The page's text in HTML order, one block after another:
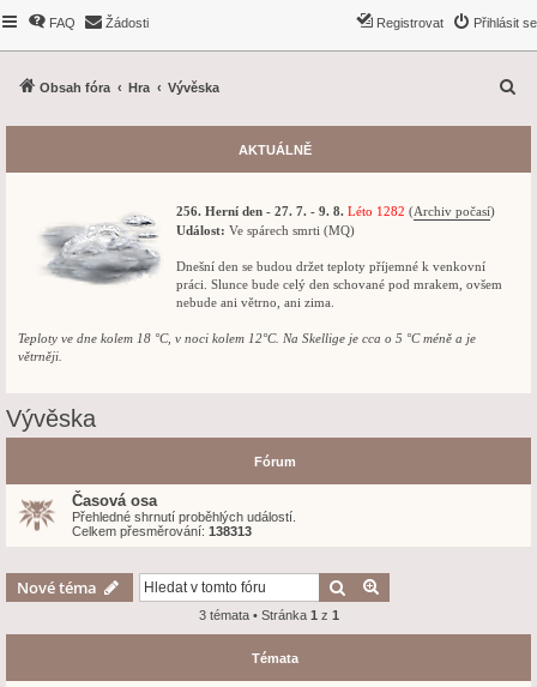
FAQ Žádosti Přihlásit se
Registrovat
Obsah fóra Hra Vývěska
d
AKTUÁLNĚ
256. Herní den - 27. 7. - 9. 8. Léto 1282 (Archiv počasí)
Událost: Ve spárech smrti (MQ)
Dnešní den se budou držet teploty příjemné k venkovní
práci. Slunce bude celý den schované pod mrakem, ovšem
nebude ani větrno, ani zima.
Teploty ve dne kolem 18 °C, v noci kolem 12°C. Na Skellige je cca o 5 °C méně a je
větrněji.
Vývěska
Fórum
Časová osa
Přehledné shrnutí proběhlých událostí.
Celkem přesměrování: 138313
Nové téma Hledat
3 témata • Stránka 1 z 1
Témata